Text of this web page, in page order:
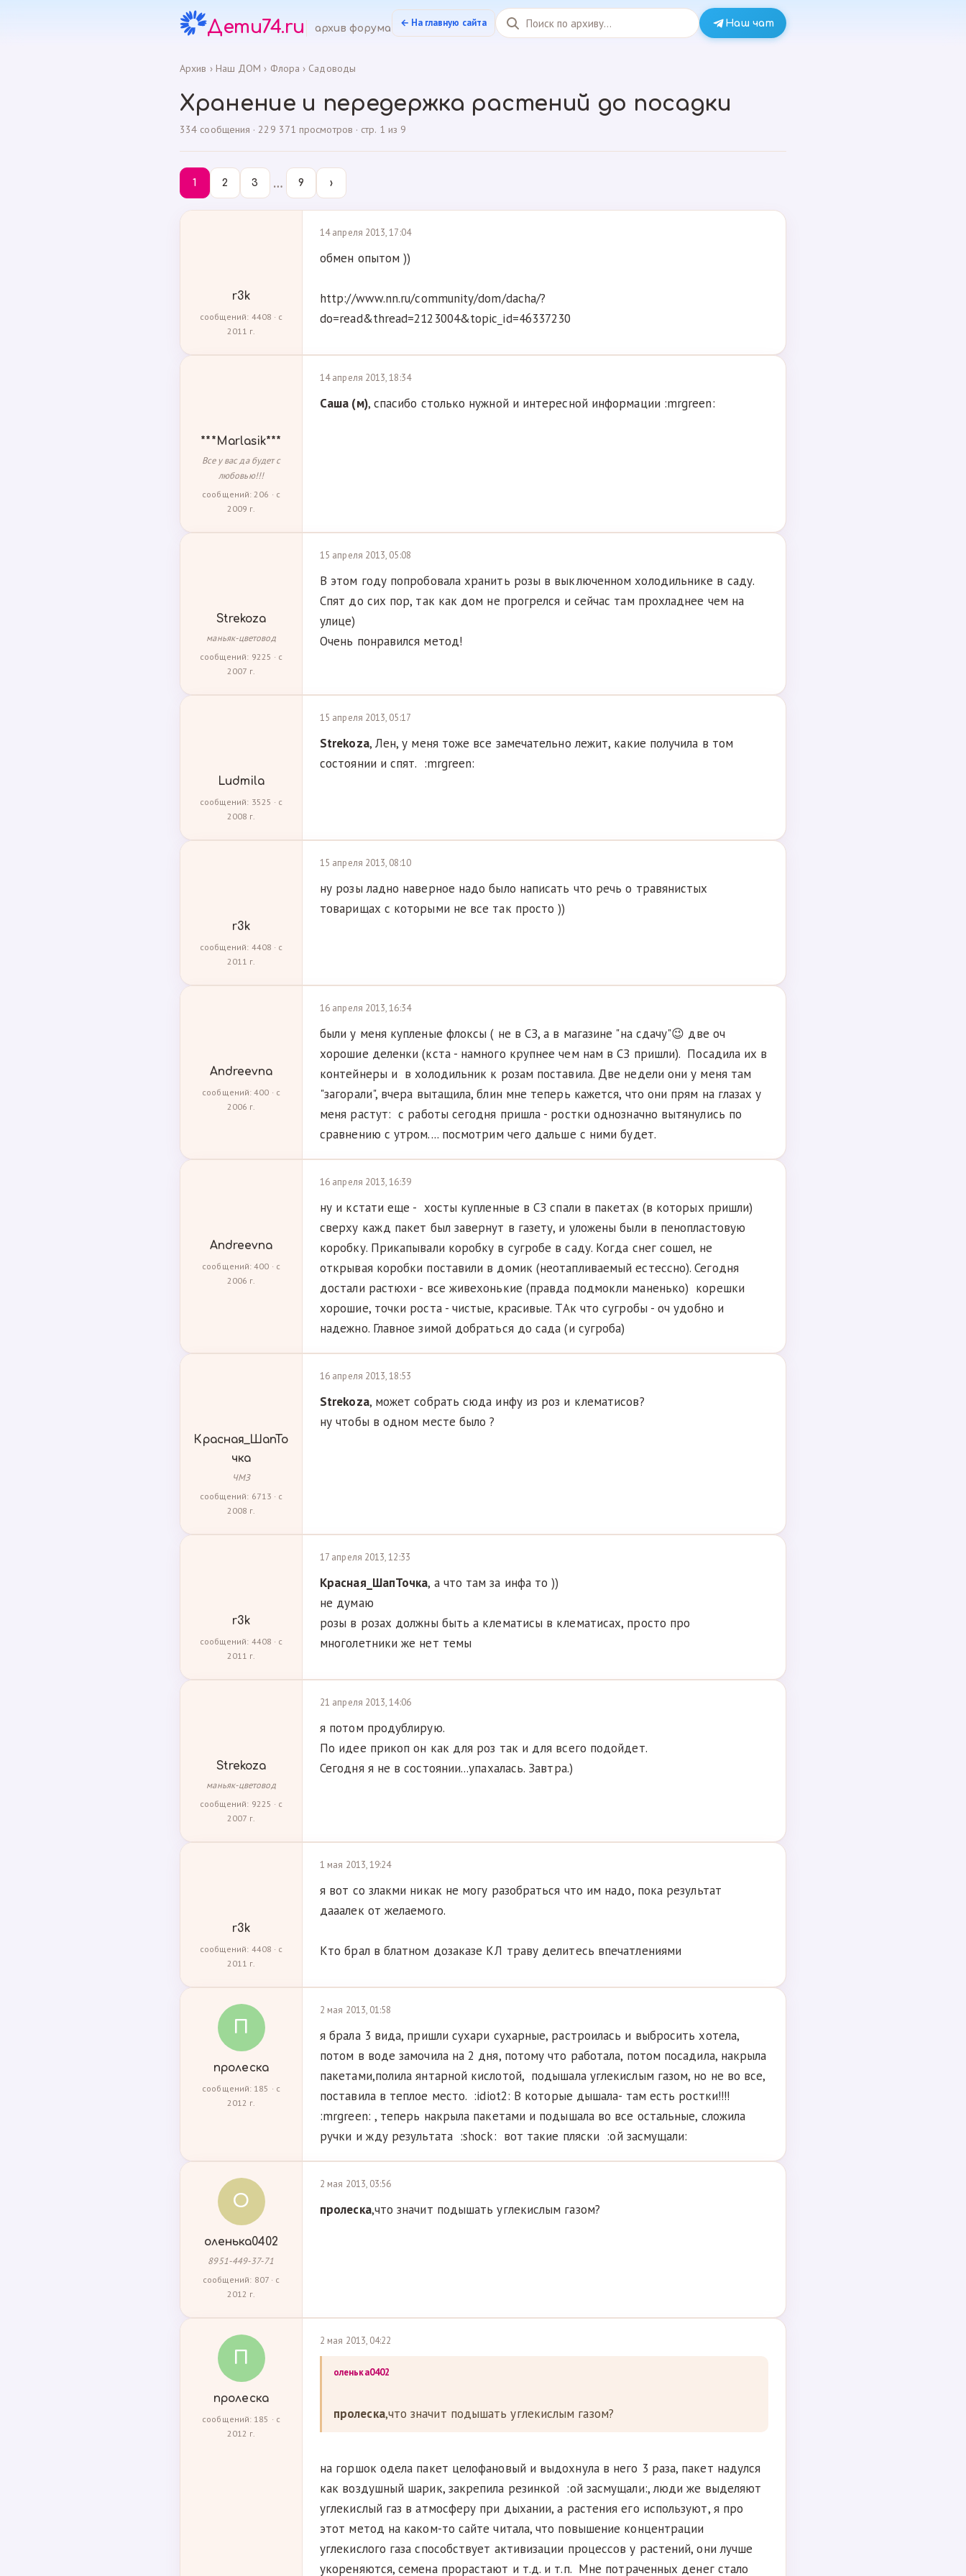
Дети74.ru архив форума ← На главную сайта Наш чат
Архив › Наш ДОМ › Флора › Садоводы
Хранение и передержка растений до посадки
334 сообщения · 229 371 просмотров · стр. 1 из 9
1 2 3 … 9 ›
r3k
сообщений: 4408 · с
2011 г.
14 апреля 2013, 17:04
обмен опытом ))
http://www.nn.ru/community/dom/dacha/?
do=read&thread=2123004&topic_id=46337230
***Marlasik***
Все у вас да будет с
любовью!!!
сообщений: 206 · с
2009 г.
14 апреля 2013, 18:34
Саша (м), спасибо столько нужной и интересной информации :mrgreen:
Strekoza
маньяк-цветовод
сообщений: 9225 · с
2007 г.
15 апреля 2013, 05:08
В этом году попробовала хранить розы в выключенном холодильнике в саду.
Спят до сих пор, так как дом не прогрелся и сейчас там прохладнее чем на
улице)
Очень понравился метод!
Ludmila
сообщений: 3525 · с
2008 г.
15 апреля 2013, 05:17
Strekoza, Лен, у меня тоже все замечательно лежит, какие получила в том
состоянии и спят. :mrgreen:
r3k
сообщений: 4408 · с
2011 г.
15 апреля 2013, 08:10
ну розы ладно наверное надо было написать что речь о травянистых
товарищах с которыми не все так просто ))
Andreevna
сообщений: 400 · с
2006 г.
16 апреля 2013, 16:34
были у меня купленые флоксы ( не в СЗ, а в магазине "на сдачу"😉 две оч
хорошие деленки (кста - намного крупнее чем нам в СЗ пришли). Посадила их в
контейнеры и в холодильник к розам поставила. Две недели они у меня там
"загорали", вчера вытащила, блин мне теперь кажется, что они прям на глазах у
меня растут: с работы сегодня пришла - ростки однозначно вытянулись по
сравнению с утром.... посмотрим чего дальше с ними будет.
Andreevna
сообщений: 400 · с
2006 г.
16 апреля 2013, 16:39
ну и кстати еще - хосты купленные в СЗ спали в пакетах (в которых пришли)
сверху кажд пакет был завернут в газету, и уложены были в пенопластовую
коробку. Прикапывали коробку в сугробе в саду. Когда снег сошел, не
открывая коробки поставили в домик (неотапливаемый естессно). Сегодня
достали растюхи - все живехонькие (правда подмокли маненько) корешки
хорошие, точки роста - чистые, красивые. ТАк что сугробы - оч удобно и
надежно. Главное зимой добраться до сада (и сугроба)
Красная_ШапТо
чка
ЧМЗ
сообщений: 6713 · с
2008 г.
16 апреля 2013, 18:53
Strekoza, может собрать сюда инфу из роз и клематисов?
ну чтобы в одном месте было ?
r3k
сообщений: 4408 · с
2011 г.
17 апреля 2013, 12:33
Красная_ШапТочка, а что там за инфа то ))
не думаю
розы в розах должны быть а клематисы в клематисах, просто про
многолетники же нет темы
Strekoza
маньяк-цветовод
сообщений: 9225 · с
2007 г.
21 апреля 2013, 14:06
я потом продублирую.
По идее прикоп он как для роз так и для всего подойдет.
Сегодня я не в состоянии...упахалась. Завтра.)
r3k
сообщений: 4408 · с
2011 г.
1 мая 2013, 19:24
я вот со злакми никак не могу разобраться что им надо, пока результат
дааалек от желаемого.
Кто брал в блатном дозаказе КЛ траву делитесь впечатлениями
П
пролеска
сообщений: 185 · с
2012 г.
2 мая 2013, 01:58
я брала 3 вида, пришли сухари сухарные, растроилась и выбросить хотела,
потом в воде замочила на 2 дня, потому что работала, потом посадила, накрыла
пакетами,полила янтарной кислотой, подышала углекислым газом, но не во все,
поставила в теплое место. :idiot2: В которые дышала- там есть ростки!!!!
:mrgreen: , теперь накрыла пакетами и подышала во все остальные, сложила
ручки и жду результата :shock: вот такие пляски :ой засмущали:
О
оленька0402
8951-449-37-71
сообщений: 807 · с
2012 г.
2 мая 2013, 03:56
пролеска,что значит подышать углекислым газом?
П
пролеска
сообщений: 185 · с
2012 г.
2 мая 2013, 04:22
оленька0402
пролеска,что значит подышать углекислым газом?
на горшок одела пакет целофановый и выдохнула в него 3 раза, пакет надулся
как воздушный шарик, закрепила резинкой :ой засмущали:, люди же выделяют
углекислый газ в атмосферу при дыхании, а растения его используют, я про
этот метод на каком-то сайте читала, что повышение концентрации
углекислого газа способствует активизации процессов у растений, они лучше
укореняются, семена прорастают и т.д. и т.п. Мне потраченных денег стало